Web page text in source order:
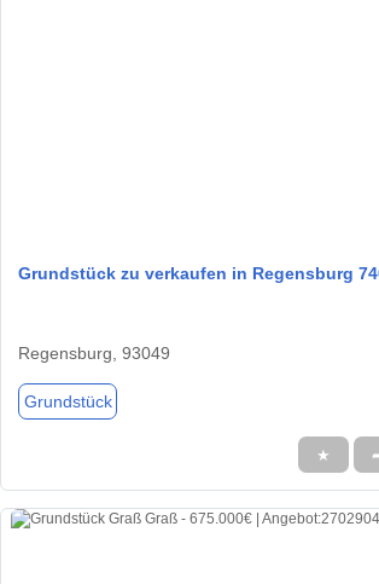
Grundstück zu verkaufen in Regensburg
Regensburg, 93049
Grundstück
★